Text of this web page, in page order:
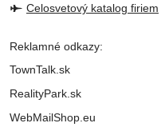
Celosvetový katalog firiem
Reklamné odkazy:
TownTalk.sk
RealityPark.sk
WebMailShop.eu